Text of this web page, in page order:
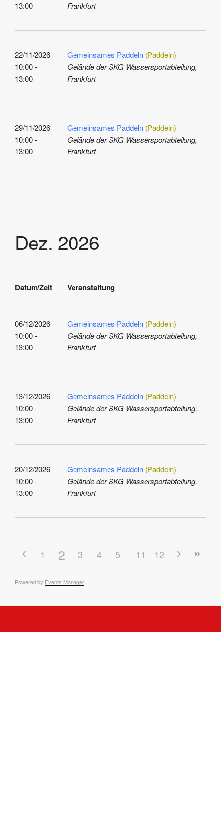
13:00
Frankfurt
22/11/2026
10:00 -
13:00
Gemeinsames Paddeln (Paddeln)
Gelände der SKG Wassersportabteilung,
Frankfurt
29/11/2026
10:00 -
13:00
Gemeinsames Paddeln (Paddeln)
Gelände der SKG Wassersportabteilung,
Frankfurt
Dez. 2026
Datum/Zeit Veranstaltung
06/12/2026
10:00 -
13:00
Gemeinsames Paddeln (Paddeln)
Gelände der SKG Wassersportabteilung,
Frankfurt
13/12/2026
10:00 -
13:00
Gemeinsames Paddeln (Paddeln)
Gelände der SKG Wassersportabteilung,
Frankfurt
20/12/2026
10:00 -
13:00
Gemeinsames Paddeln (Paddeln)
Gelände der SKG Wassersportabteilung,
Frankfurt
1 2 3 4 5 6 7 9
11 12
Powered by Events Manager